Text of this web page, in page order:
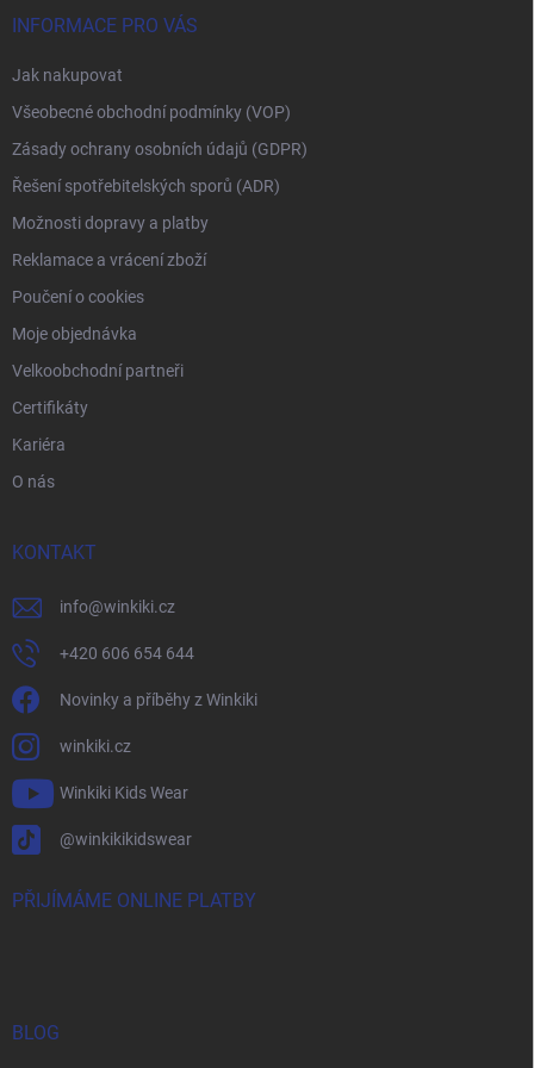
INFORMACE PRO VÁS
Jak nakupovat
Všeobecné obchodní podmínky (VOP)
Zásady ochrany osobních údajů (GDPR)
Řešení spotřebitelských sporů (ADR)
Možnosti dopravy a platby
Reklamace a vrácení zboží
Poučení o cookies
Moje objednávka
Velkoobchodní partneři
Certifikáty
Kariéra
O nás
KONTAKT
info@winkiki.cz
+420 606 654 644
Novinky a příběhy z Winkiki
winkiki.cz
Winkiki Kids Wear
@winkikikidswear
PŘIJÍMÁME ONLINE PLATBY
BLOG